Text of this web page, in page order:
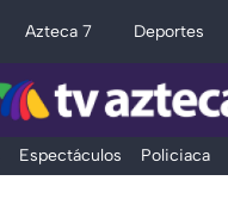
Azteca 7 Deportes
Espectáculos Policiaca